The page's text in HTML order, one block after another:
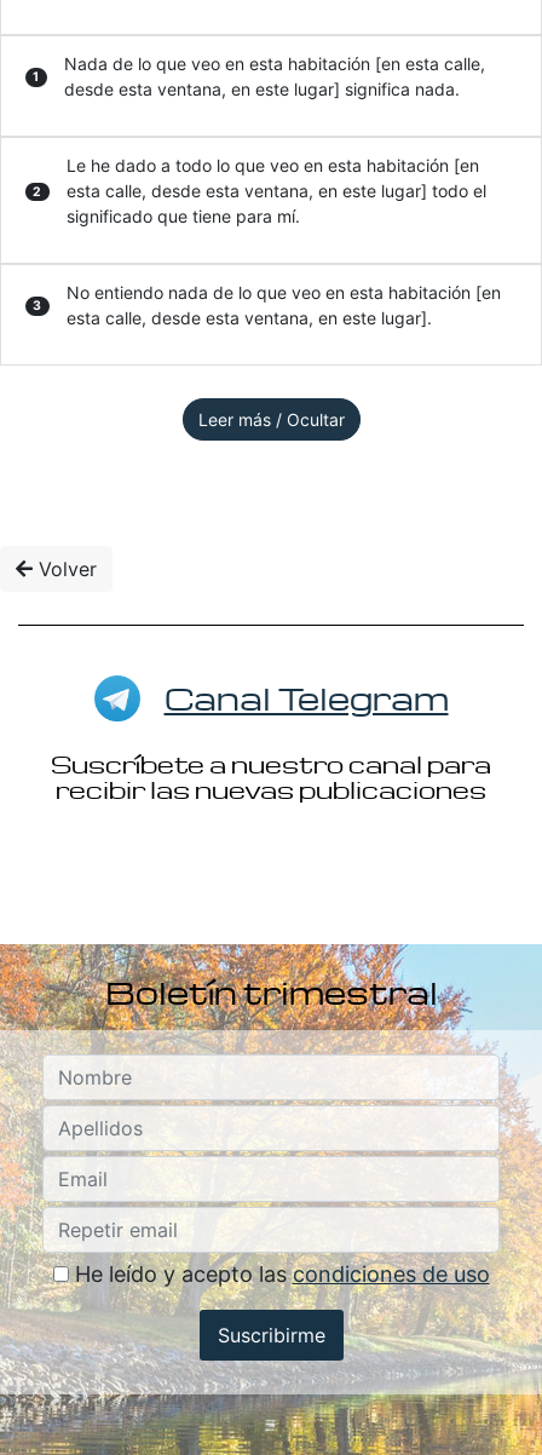
1
Nada de lo que veo en esta habitación [en esta calle,
desde esta ventana, en este lugar] significa nada.
2
Le he dado a todo lo que veo en esta habitación [en
esta calle, desde esta ventana, en este lugar] todo el
significado que tiene para mí.
3
No entiendo nada de lo que veo en esta habitación [en
esta calle, desde esta ventana, en este lugar].
Leer más / Ocultar
Volver
Canal Telegram
Suscríbete a nuestro canal para
recibir las nuevas publicaciones
Boletín trimestral
He leído y acepto lascondiciones de uso
Suscribirme